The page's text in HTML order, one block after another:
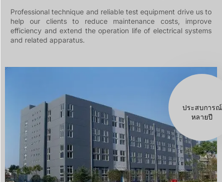
Professional technique and reliable test equipment drive us to
help our clients to reduce maintenance costs, improve
efficiency and extend the operation life of electrical systems
and related apparatus.
ประสบการณ์
หลายปี
Español de Argentina
Slovenčina
O‘zbekcha
Bahasa Indonesia
Română